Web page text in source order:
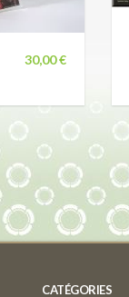
30,00 €
CATÉGORIES